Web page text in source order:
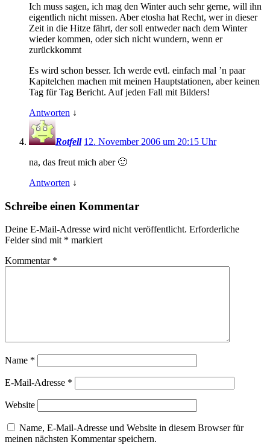
Ich muss sagen, ich mag den Winter auch sehr gerne, will ihn
eigentlich nicht missen. Aber etosha hat Recht, wer in dieser
Zeit in die Hitze fährt, der soll entweder nach dem Winter
wieder kommen, oder sich nicht wundern, wenn er
zurückkommt
Es wird schon besser. Ich werde evtl. einfach mal ’n paar
Kapitelchen machen mit meinen Hauptstationen, aber keinen
Tag für Tag Bericht. Auf jeden Fall mit Bilders!
Antworten ↓
Rotfell 12. November 2006 um 20:15 Uhr
na, das freut mich aber 🙂
Antworten ↓
Schreibe einen Kommentar
Deine E-Mail-Adresse wird nicht veröffentlicht. Erforderliche
Felder sind mit * markiert
Kommentar *
Name *
E-Mail-Adresse *
Website
Name, E-Mail-Adresse und Website in diesem Browser für
meinen nächsten Kommentar speichern.